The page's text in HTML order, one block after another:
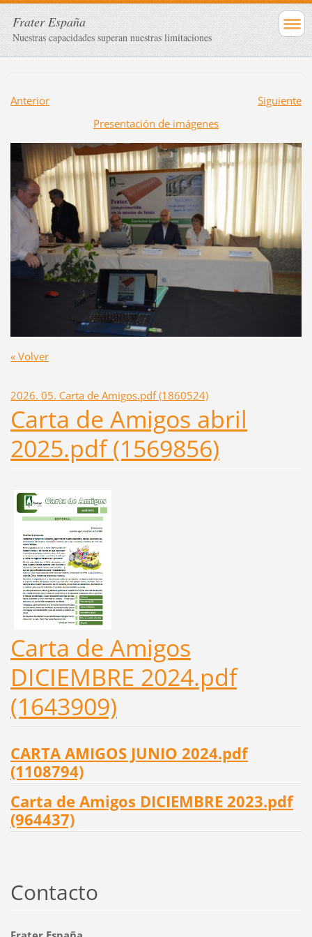
Frater España
Nuestras capacidades superan nuestras limitaciones
Anterior
Siguiente
Presentación de imágenes
« Volver
2026. 05. Carta de Amigos.pdf (1860524)
Carta de Amigos abril
2025.pdf (1569856)
Carta de Amigos
DICIEMBRE 2024.pdf
(1643909)
CARTA AMIGOS JUNIO 2024.pdf
(1108794)
Carta de Amigos DICIEMBRE 2023.pdf
(964437)
Contacto